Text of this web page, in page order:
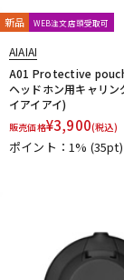
新品 WEB注文店頭受取可
AIAIAI
A01 Protective
ヘッドホン用キャリン
イアイアイ)
販売価格¥3,900(税込)
ポイント：1% (35pt)